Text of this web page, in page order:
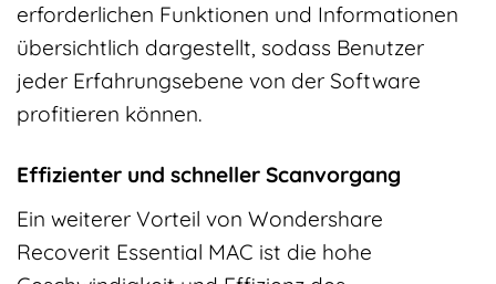
erforderlichen Funktionen und Informationen
übersichtlich dargestellt, sodass Benutzer
jeder Erfahrungsebene von der Software
profitieren können.
Effizienter und schneller Scanvorgang
Ein weiterer Vorteil von Wondershare
Recoverit Essential MAC ist die hohe